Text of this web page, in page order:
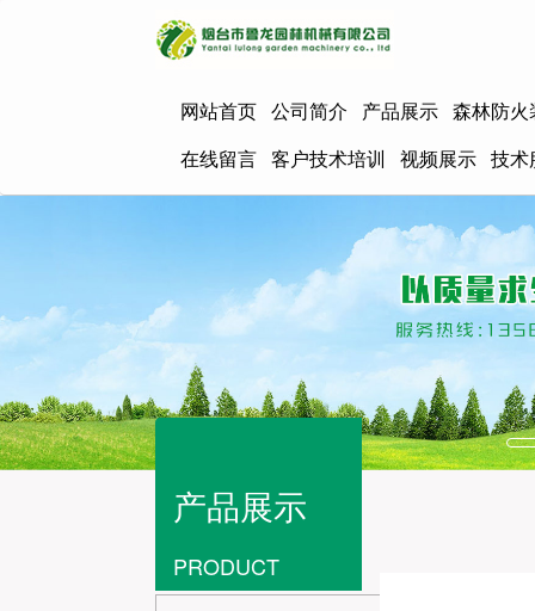
网站首页 公司简介 产品展示 森林防火
在线留言 客户技术培训 视频展示 技术
产品展示
PRODUCT